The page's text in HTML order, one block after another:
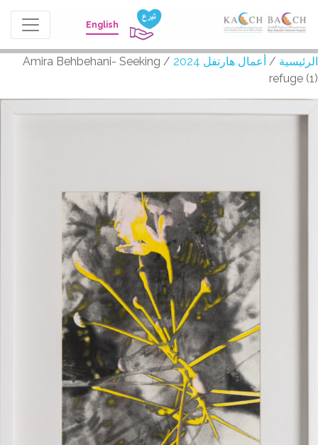
English
الرئيسية / أعمال هارتفل 2024
/ Amira Behbehani- Seeking
refuge (1)